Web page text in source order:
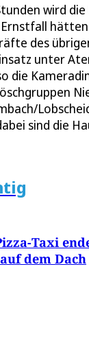
wird die
des
unter
die
sind die
Taxi
dem Dach